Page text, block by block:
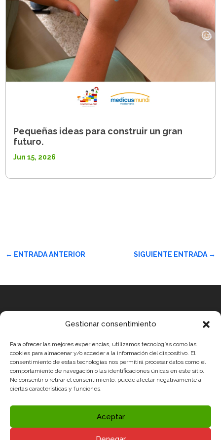
Gestionar consentimiento
Para ofrecer las mejores experiencias, utilizamos tecnologías como las
cookies para almacenar y/o acceder a la información del dispositivo. El
consentimiento de estas tecnologías nos permitirá procesar datos como el
comportamiento de navegación o las identificaciones únicas en este sitio.
No consentir o retirar el consentimiento, puede afectar negativamente a
ciertas características y funciones.
Aceptar
Pequeñas ideas para construir un gran
futuro.
Jun 15, 2026
← ENTRADA ANTERIOR SIGUIENTE ENTRADA→
Equipo
ROBOTIX CASTELLÓN
INGENIOOS VALENCIA
CERCA ALICANTE
Condiciones legales
Política de Privacidad y Aviso Legal
Política de Cookies